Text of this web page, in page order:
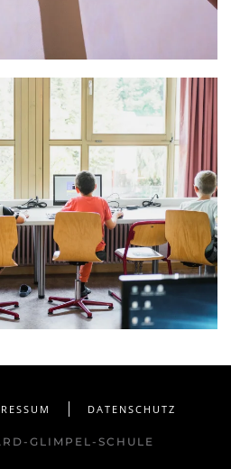
DATENSCHUTZ
GLIMPEL-SCHULE